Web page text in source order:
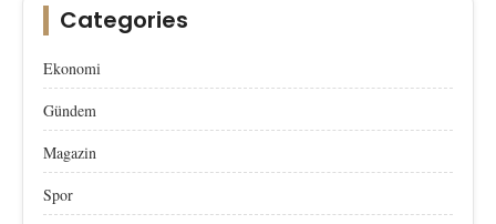
Categories
Ekonomi
Gündem
Magazin
Spor